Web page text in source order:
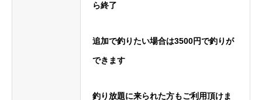
ら終了
追加で釣りたい場合は3500円で釣りが
できます
釣り放題に来られた方もご利用頂けま